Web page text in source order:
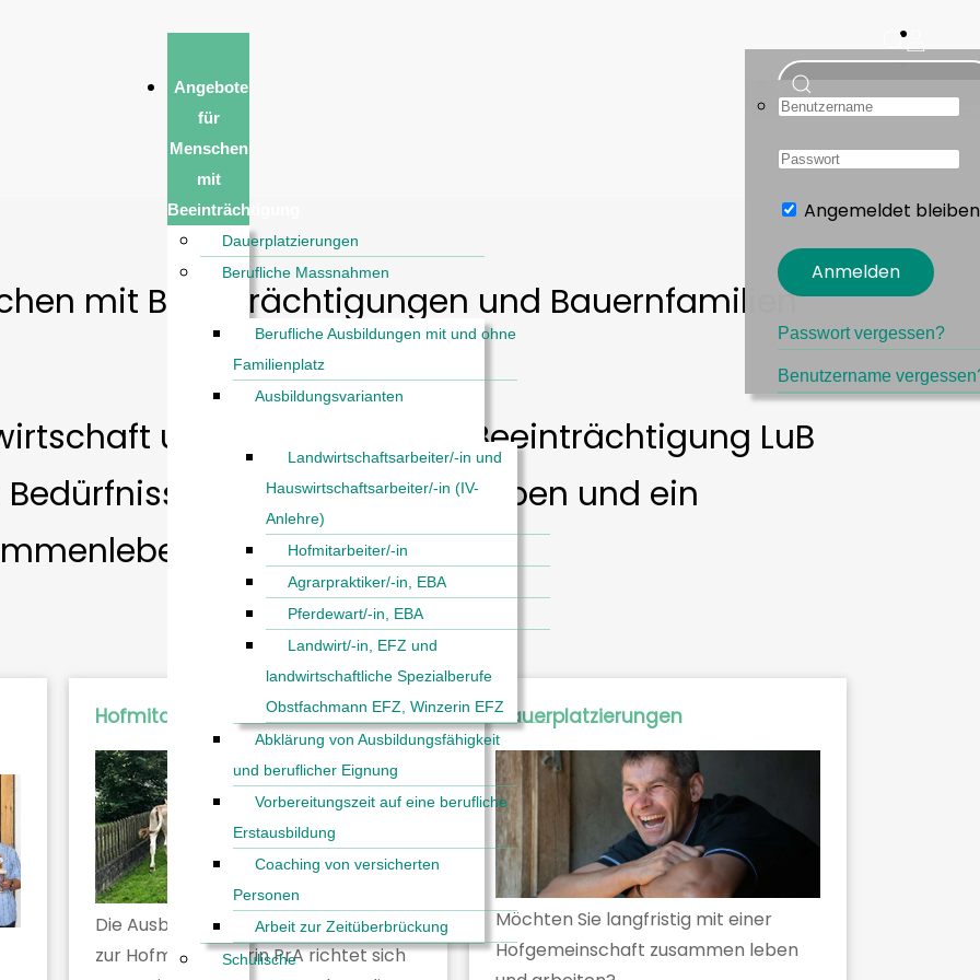
Angebote
für
Menschen
mit
Beeinträchtigung
Dauerplatzierungen
Berufliche Massnahmen
Berufliche Ausbildungen mit und ohne
Familienplatz
Ausbildungsvarianten
Landwirtschaftsarbeiter/-in und
Hauswirtschaftsarbeiter/-in (IV-
Anlehre)
Hofmitarbeiter/-in
Agrarpraktiker/-in, EBA
Pferdewart/-in, EBA
Landwirt/-in, EFZ und
landwirtschaftliche Spezialberufe
Obstfachmann EFZ, Winzerin EFZ
Abklärung von Ausbildungsfähigkeit
und beruflicher Eignung
Vorbereitungszeit auf eine berufliche
Erstausbildung
Coaching von versicherten
Personen
Arbeit zur Zeitüberbrückung
Schulische
Angemeldet bleiben
Anmelden
Passwort vergessen?
Benutzername
mit Beeinträchtigungen und Bauernfamilien
und Menschen mit Beeinträchtigung LuB
in der Balance bleiben und ein
gelingt.
Hofmitarbeiter/-in
Die Ausbildung zum Hofmitarbeiter /
zur Hofmitarbeiterin PrA richtet sich
Dauerplatzierungen
Möchten Sie langfristig mit einer
Hofgemeinschaft zusammen leben